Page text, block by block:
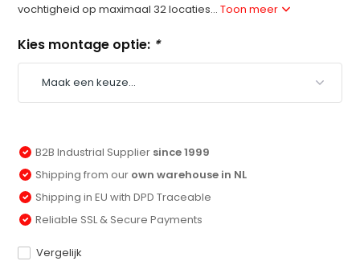
vochtigheid op maximaal 32 locaties...Toon meer
Kies montage optie: *
B2B Industrial Supplier since 1999
Shipping from our own warehouse in NL
Shipping in EU with DPD Traceable
Reliable SSL & Secure Payments
Vergelijk